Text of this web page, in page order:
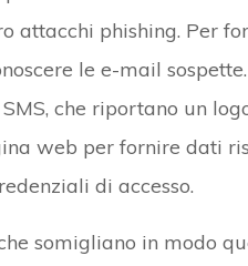
attacchi phishing. Per
le e-mail
che riportano un
web per fornire dati
di accesso.
somigliano in modo